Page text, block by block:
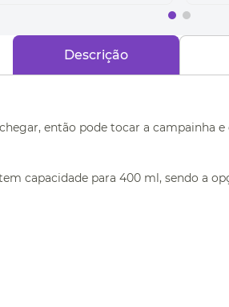
Descrição
então pode tocar a campainha
capacidade para 400 ml, sendo a